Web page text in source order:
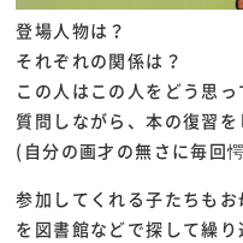
登場人物は？
それぞれの関係は？
この人はこの人をどう思っ
質問しながら、本の復習を
(自分の画才の無さに毎回
参加してくれる子たちも
を図書館などで探して繰り